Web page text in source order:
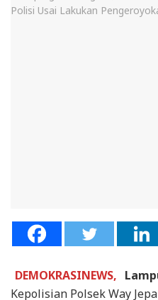
DEMOKRASINEWS,
Kepolisian Polsek Way